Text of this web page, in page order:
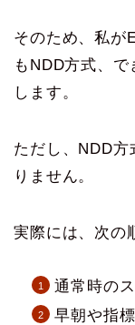
そのため、私が
もNDD方式、
します。
ただし、NDD方
りません。
実際には、次の
通常時の
早朝や指